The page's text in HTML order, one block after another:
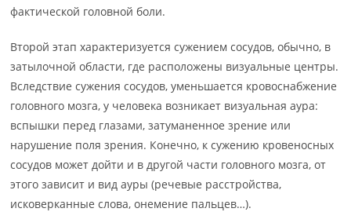
фактической головной боли.
Второй этап характеризуется сужением сосудов, обычно, в
затылочной области, где расположены визуальные центры.
Вследствие сужения сосудов, уменьшается кровоснабжение
головного мозга, у человека возникает визуальная аура:
вспышки перед глазами, затуманенное зрение или
нарушение поля зрения. Конечно, к сужению кровеносных
сосудов может дойти и в другой части головного мозга, от
этого зависит и вид ауры (речевые расстройства,
исковерканные слова, онемение пальцев…).